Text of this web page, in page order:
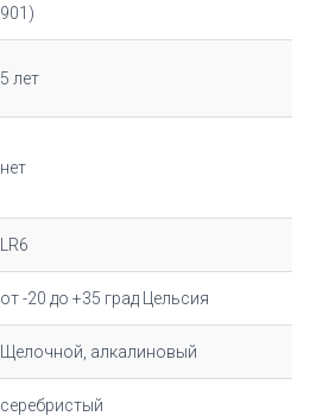
901)
5 лет
нет
LR6
от -20 до +35 град Цельсия
Щелочной, алкалиновый
серебристый